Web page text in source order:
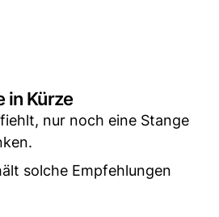
in Kürze
nur noch eine Stange
solche Empfehlungen